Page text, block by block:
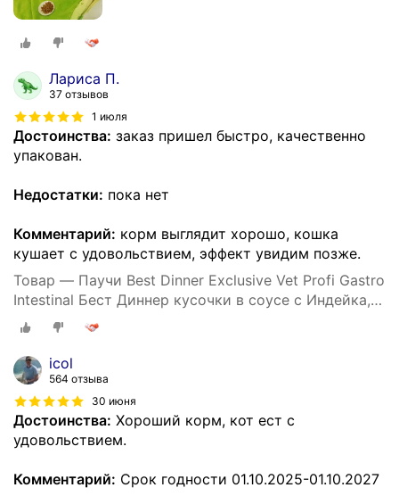
Лариса П.
37 отзывов
1 июля
Достоинства: заказ пришел быстро, качественно
упакован.
Недостатки: пока нет
Комментарий: корм выглядит хорошо, кошка
кушает с удовольствием, эффект увидим позже.
Товар — Паучи Best Dinner Exclusive Vet Profi Gastro
Intestinal Бест Диннер кусочки в соусе с Индейка,
24шт по 85г
icol
564 отзыва
30 июня
Достоинства: Хороший корм, кот ест с
удовольствием.
Комментарий: Срок годности 01.10.2025-01.10.2027